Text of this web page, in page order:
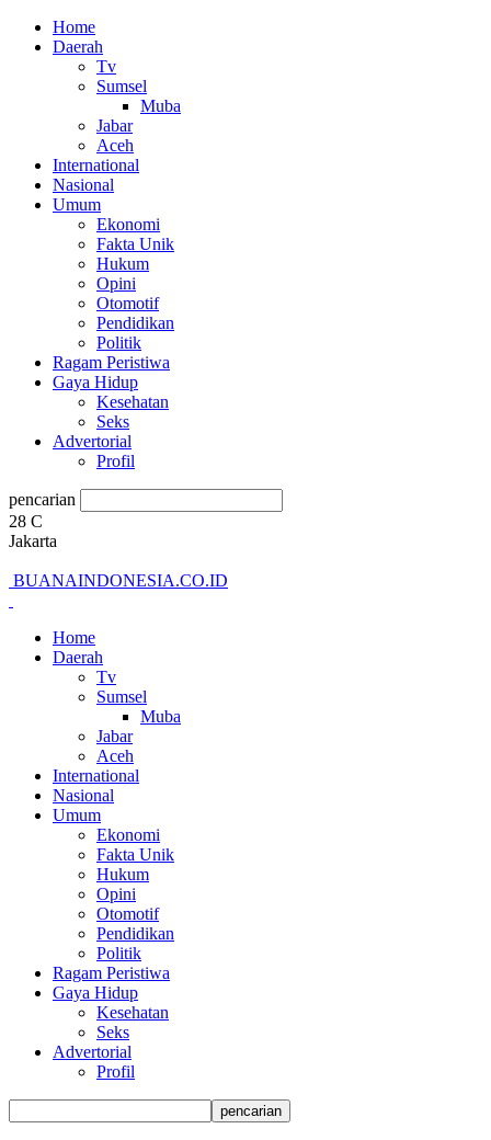
Home
Daerah
Tv
Sumsel
Muba
Jabar
Aceh
International
Nasional
Umum
Ekonomi
Fakta Unik
Hukum
Opini
Otomotif
Pendidikan
Politik
Ragam Peristiwa
Gaya Hidup
Kesehatan
Seks
Advertorial
Profil
pencarian
28 C
Jakarta
BUANAINDONESIA.CO.ID
Home
Daerah
Tv
Sumsel
Muba
Jabar
Aceh
International
Nasional
Umum
Ekonomi
Fakta Unik
Hukum
Opini
Otomotif
Pendidikan
Politik
Ragam Peristiwa
Gaya Hidup
Kesehatan
Seks
Advertorial
Profil